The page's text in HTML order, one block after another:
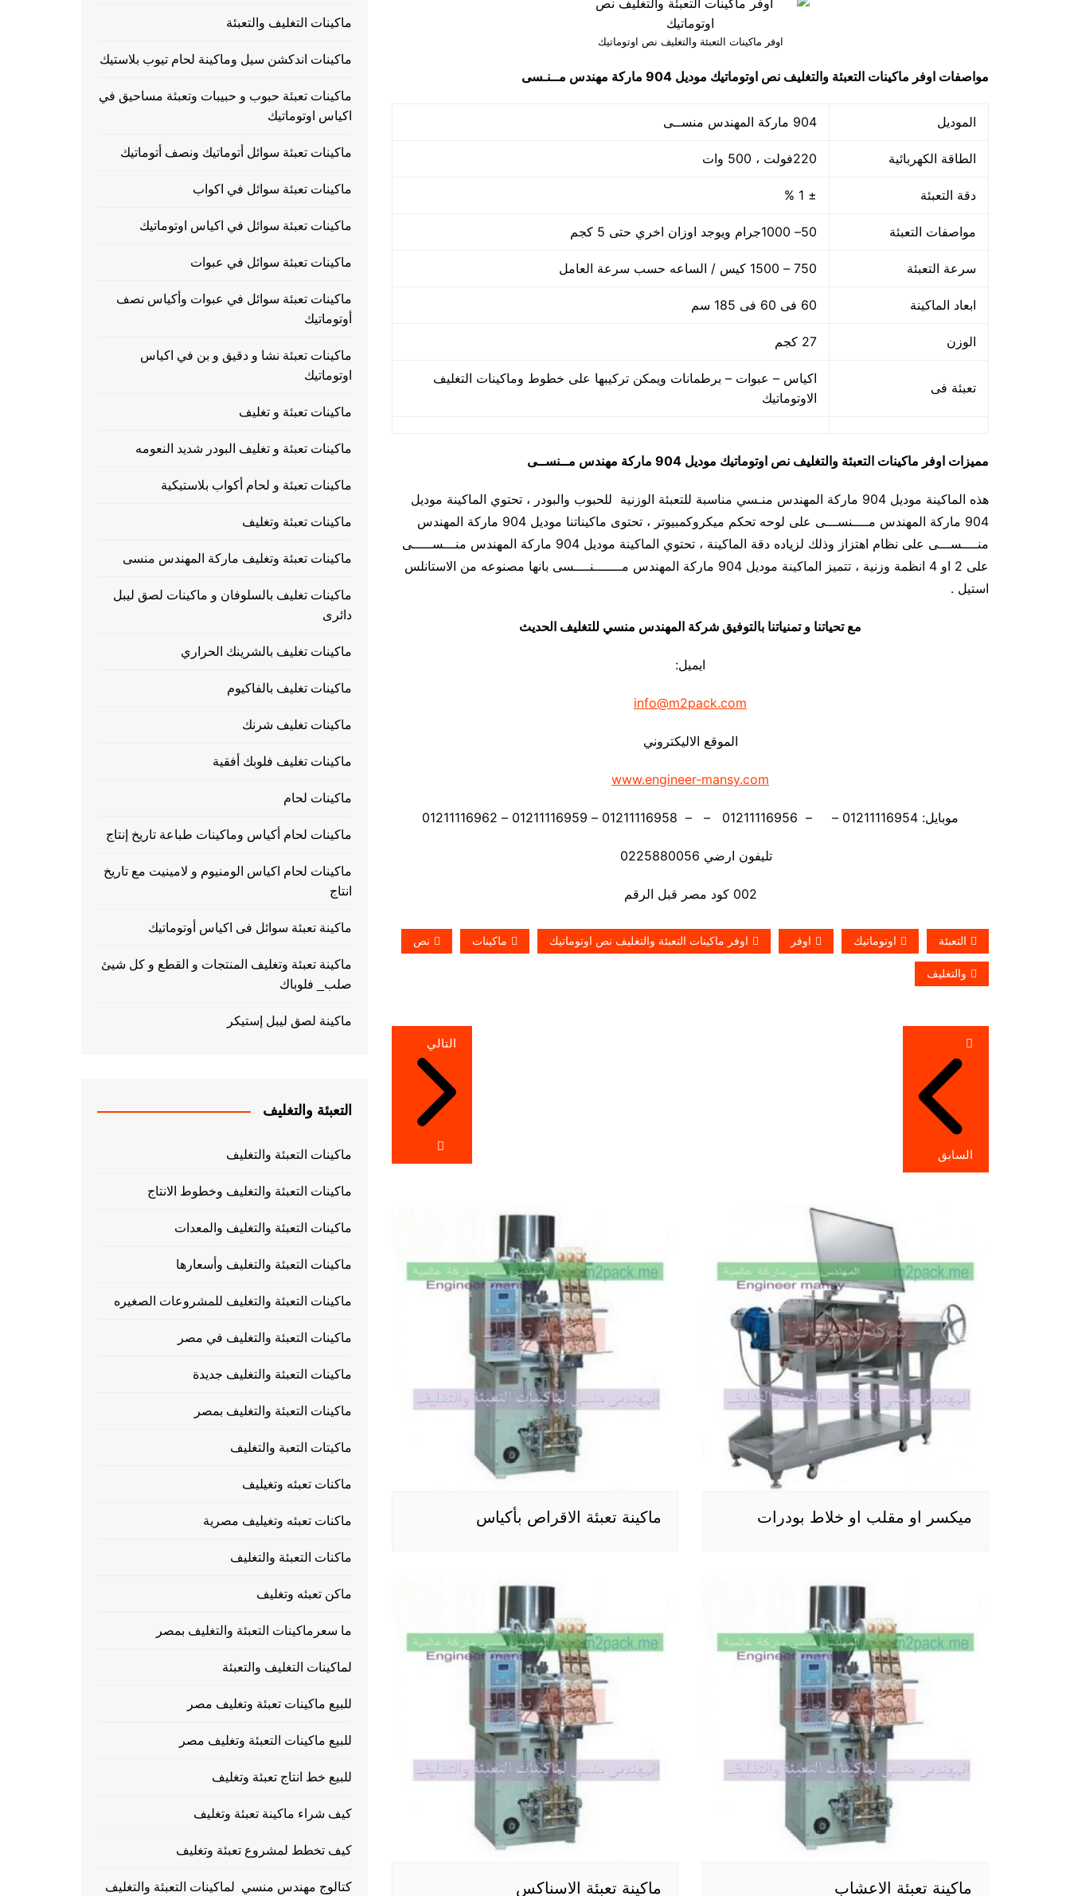
اوفر ماكينات التعبئة والتغليف نص اوتوماتيك
مواصفات اوفر ماكينات التعبئة والتغليف نص اوتوماتيك موديل 904 ماركة مهندس مــنـسى
الموديل 904 ماركة المهندس منســى
الطاقة الكهربائية 220فولت ، 500 وات
دقة التعبئة ± 1 %
مواصفات التعبئة 50– 1000جرام ويوجد اوزان اخري حتى 5 كجم
سرعة التعبئة 750 – 1500 كيس / الساعه حسب سرعة العامل
ابعاد الماكينة 60 فى 60 فى 185 سم
الوزن 27 كجم
تعبئة فى
اكياس – عبوات – برطمانات ويمكن تركيبها على خطوط وماكينات التغليف
الاوتوماتيك
مميزات اوفر ماكينات التعبئة والتغليف نص اوتوماتيك موديل 904 ماركة مهندس مــنســى
هذه الماكينة موديل 904 ماركة المهندس منـسي مناسبة للتعبئة الوزنية للحبوب والبودر ، تحتوي الماكينة موديل
904 ماركة المهندس مــــنســـى على لوحه تحكم ميكروكمبيوتر ، تحتوى ماكيناتنا موديل 904 ماركة المهندس
منــــســـى على نظام اهتزاز وذلك لزياده دقة الماكينة ، تحتوي الماكينة موديل 904 ماركة المهندس منـــســـــى
على 2 او 4 انظمة وزنية ، تتميز الماكينة موديل 904 ماركة المهندس مـــــــنــــسى بانها مصنوعه من الاستانلس
استيل .
مع تحياتنا و تمنياتنا بالتوفيق شركة المهندس منسي للتغليف الحديث
ايميل:
info@m2pack.com
الموقع الاليكتروني
www.engineer-mansy.com
موبايل: 01211116954 – – 01211116956 – – 01211116958 – 01211116959 – 01211116962
تليفون ارضي 0225880056
002 كود مصر قبل الرقم
التعبئة اوتوماتيك اوفر اوفر ماكينات التعبئة والتغليف نص اوتوماتيك ماكينات نص
والتغليف
تصفّح
المقالات
السابق
التالي
ميكسر او مقلب او خلاط بودرات ماكينة تعبئة الاقراص بأكياس
ماكينة تعبئة الاعشاب ماكينة تعبئة الاسناكس
ماكينات التغليف والتعبئة
ماكينات اندكشن سيل وماكينة لحام تيوب بلاستيك
ماكينات تعبئة حبوب و حبيبات وتعبئة مساحيق في
اكياس اوتوماتيك
ماكينات تعبئة سوائل أتوماتيك ونصف أتوماتيك
ماكينات تعبئة سوائل في اكواب
ماكينات تعبئة سوائل في اكياس اوتوماتيك
ماكينات تعبئة سوائل في عبوات
ماكينات تعبئة سوائل في عبوات وأكياس نصف
أوتوماتيك
ماكينات تعبئة نشا و دقيق و بن في اكياس
اوتوماتيك
ماكينات تعبئة و تغليف
ماكينات تعبئة و تغليف البودر شديد النعومه
ماكينات تعبئة و لحام أكواب بلاستيكية
ماكينات تعبئة وتغليف
ماكينات تعبئة وتغليف ماركة المهندس منسى
ماكينات تغليف بالسلوفان و ماكينات لصق ليبل
دائرى
ماكينات تغليف بالشرينك الحراري
ماكينات تغليف بالفاكيوم
ماكينات تغليف شرنك
ماكينات تغليف فلوبك أفقية
ماكينات لحام
ماكينات لحام أكياس وماكينات طباعة تاريخ إنتاج
ماكينات لحام اكياس الومنيوم و لامينيت مع تاريخ
انتاج
ماكينة تعبئة سوائل فى اكياس أوتوماتيك
ماكينة تعبئة وتغليف المنتجات و القطع و كل شيئ
صلب_ فلوباك
ماكينة لصق ليبل إستيكر
التعبئة والتغليف
ماكينات التعبئة والتغليف
ماكينات التعبئة والتغليف وخطوط الانتاج
ماكينات التعبئة والتغليف والمعدات
ماكينات التعبئة والتغليف وأسعارها
ماكينات التعبئة والتغليف للمشروعات الصغيره
ماكينات التعبئة والتغليف في مصر
ماكينات التعبئة والتغليف جديدة
ماكينات التعبئة والتغليف بمصر
ماكيتات التعبة والتغليف
ماكنات تعبئه وتغيليف
ماكنات تعبئه وتغيليف مصرية
ماكنات التعبئة والتغليف
ماكن تعبئه وتغليف
ما سعرماكينات التعبئة والتغليف بمصر
لماكينات التغليف والتعبئة
للبيع ماكينات تعبئة وتغليف مصر
للبيع ماكينات التعبئة وتغليف مصر
للبيع خط انتاج تعبئة وتغليف
كيف شراء ماكينة تعبئة وتغليف
كيف تخطط لمشروع تعبئة وتغليف
كتالوج مهندس منسي لماكينات التعبئة والتغليف